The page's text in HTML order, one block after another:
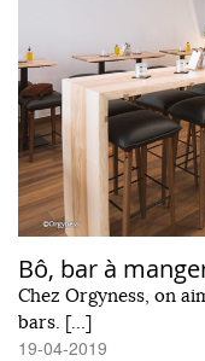
Bô, bar à
Chez Orgyness, on
bars. […]
19-04-2019